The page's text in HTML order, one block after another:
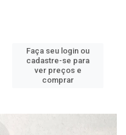
Faça seu login ou
cadastre-se para
ver preços e
comprar